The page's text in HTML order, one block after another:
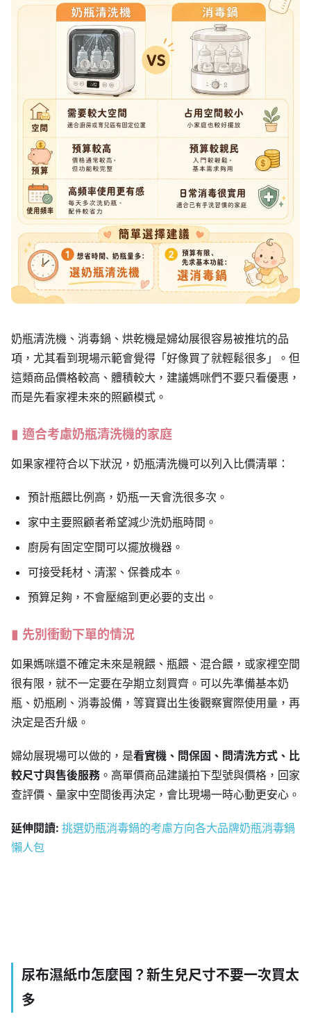
奶瓶清洗機、消毒鍋、烘乾機是婦幼展很容易被推坑的品
項，尤其看到現場示範會覺得「好像買了就輕鬆很多」。但
這類商品價格較高、體積較大，建議媽咪們不要只看優惠，
而是先看家裡未來的照顧模式。
適合考慮奶瓶清洗機的家庭
如果家裡符合以下狀況，奶瓶清洗機可以列入比價清單：
預計瓶餵比例高，奶瓶一天會洗很多次。
家中主要照顧者希望減少洗奶瓶時間。
廚房有固定空間可以擺放機器。
可接受耗材、清潔、保養成本。
預算足夠，不會壓縮到更必要的支出。
先別衝動下單的情況
如果媽咪還不確定未來是親餵、瓶餵、混合餵，或家裡空間
很有限，就不一定要在孕期立刻買齊。可以先準備基本奶
瓶、奶瓶刷、消毒設備，等寶寶出生後觀察實際使用量，再
決定是否升級。
婦幼展現場可以做的，是看實機、問保固、問清洗方式、比
較尺寸與售後服務 。高單價商品建議拍下型號與價格，回家
查評價、量家中空間後再決定，會比現場一時心動更安心。
延伸閱讀: 挑選奶瓶消毒鍋的考慮方向各大品牌奶瓶消毒鍋
懶人包
尿布濕紙巾怎麼囤？新生兒尺寸不要一次買太
多